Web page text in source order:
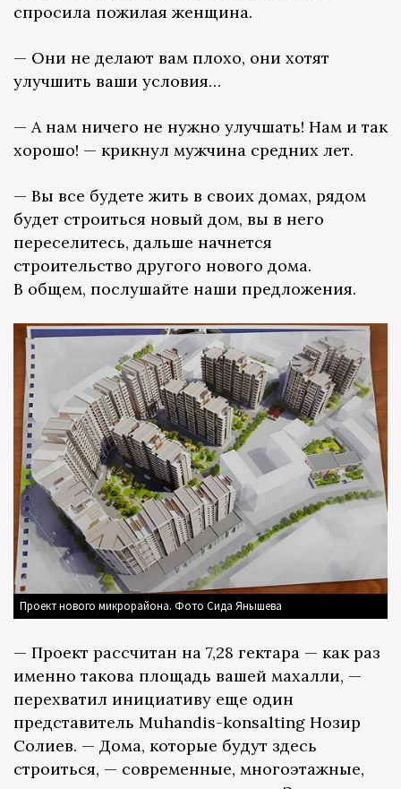
спросила пожилая женщина.
— Они не делают вам плохо, они хотят
улучшить ваши условия…
— А нам ничего не нужно улучшать! Нам и так
хорошо! — крикнул мужчина средних лет.
— Вы все будете жить в своих домах, рядом
будет строиться новый дом, вы в него
переселитесь, дальше начнется
строительство другого нового дома.
В общем, послушайте наши предложения.
Проект нового микрорайона. Фото Сида Янышева
— Проект рассчитан на 7,28 гектара — как раз
именно такова площадь вашей махалли, —
перехватил инициативу еще один
представитель Muhandis-konsalting Нозир
Солиев. — Дома, которые будут здесь
строиться, — современные, многоэтажные,